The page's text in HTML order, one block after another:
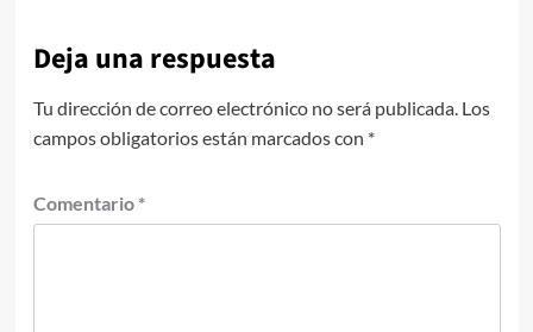
Deja una respuesta
Tu dirección de correo electrónico no será publicada. Los
campos obligatorios están marcados con *
Comentario *